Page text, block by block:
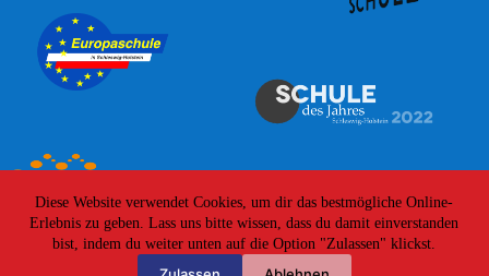
Diese Website verwendet Cookies, um dir das bestmögliche Online-
Erlebnis zu geben. Lass uns bitte wissen, dass du damit einverstanden
bist, indem du weiter unten auf die Option "Zulassen" klickst.